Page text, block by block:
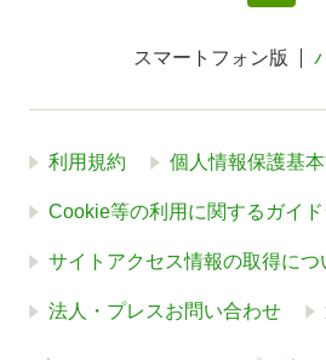
スマートフォン版
利用規約 個人情報保護基
Cookie等の利用に関するガイ
サイトアクセス情報の取得につ
法人・プレスお問い合わせ